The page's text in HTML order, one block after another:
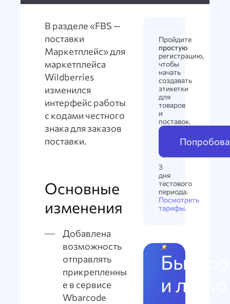
В разделе «FBS —
поставки
Маркетплейс» для
маркетплейса
Wildberries
изменился
интерфейс работы
с кодами честного
знака для заказов
поставки.
Основные
изменения
Добавлена
возможность
отправлять
прикрепленны
е в сервисе
Wbarcode
Пройдите
простую
регистрацию,
чтобы
начать
создавать
этикетки
для
товаров
и
поставок.
3
дня
тестового
периода.
Посмотреть
тарифы.
Быстро
и легко